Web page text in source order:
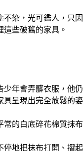
染，光可鑑人，只
些破舊的家具。
年會弄髒衣服，他
呈現出完全放鬆的
的白底碎花棉質抹
地把抹布打開、摺